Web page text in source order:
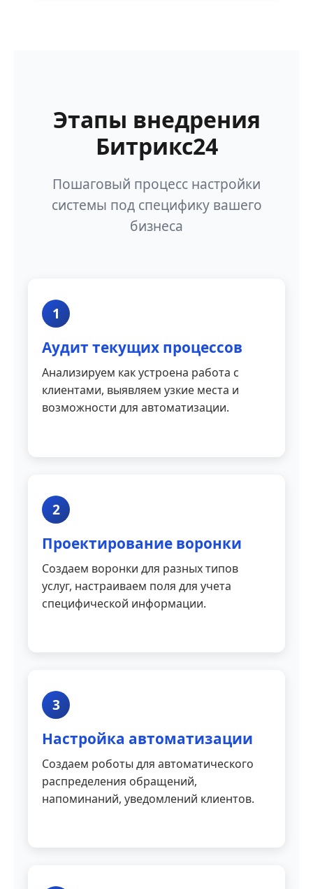
Этапы внедрения
Битрикс24
Пошаговый процесс настройки
системы под специфику вашего
бизнеса
1
Аудит текущих процессов
Анализируем как устроена работа с
клиентами, выявляем узкие места и
возможности для автоматизации.
2
Проектирование воронки
Создаем воронки для разных типов
услуг, настраиваем поля для учета
специфической информации.
3
Настройка автоматизации
Создаем роботы для автоматического
распределения обращений,
напоминаний, уведомлений клиентов.